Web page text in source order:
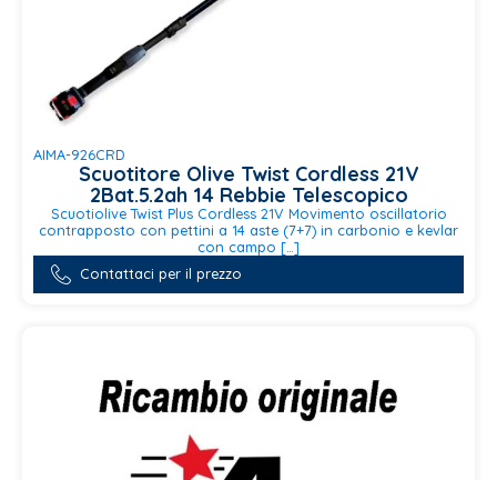
AIMA-926CRD
Scuotitore Olive Twist Cordless 21V
2Bat.5.2ah 14 Rebbie Telescopico
Scuotiolive Twist Plus Cordless 21V Movimento oscillatorio
contrapposto con pettini a 14 aste (7+7) in carbonio e kevlar
con campo […]
Contattaci per il prezzo